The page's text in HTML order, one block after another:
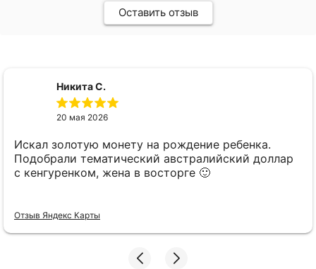
Оставить отзыв
Никита С.
20 мая 2026
Искал золотую монету на рождение ребенка.
Подобрали тематический австралийский доллар
с кенгуренком, жена в восторге 🙂
Отзыв Яндекс Карты